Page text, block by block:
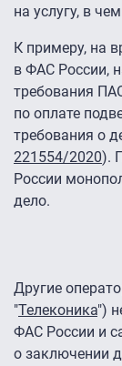
на услугу, в
К примеру, на
в ФАС России,
требования
по оплате
требования о
221554/2020).
России
дело.
Другие
"Телеконика")
ФАС России и
о заключении